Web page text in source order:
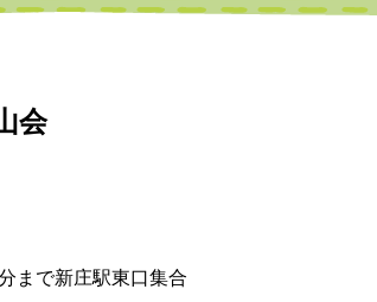
会
まで新庄駅東口集合